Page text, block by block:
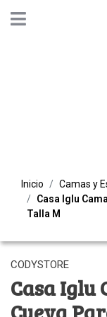
Inicio
Camas y
Casa Iglu
Talla M
CODYSTORE
Casa Iglu